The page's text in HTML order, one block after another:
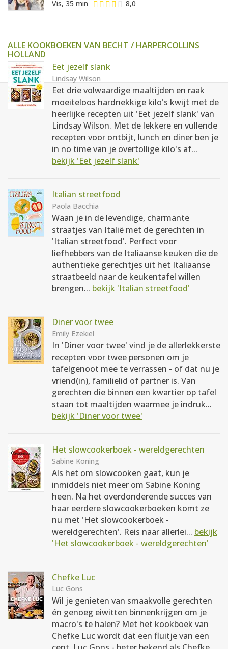
Vis, 35 min 8,0
ALLE KOOKBOEKEN VAN BECHT / HARPERCOLLINS
HOLLAND
Eet jezelf slank
Lindsay Wilson
Eet drie volwaardige maaltijden en raak
moeiteloos hardnekkige kilo's kwijt met de
heerlijke recepten uit 'Eet jezelf slank' van
Lindsay Wilson. Met de lekkere en vullende
recepten voor ontbijt, lunch en diner ben je
in no time van je overtollige kilo's af...
bekijk 'Eet jezelf slank'
Italian streetfood
Paola Bacchia
Waan je in de levendige, charmante
straatjes van Italië met de gerechten in
'Italian streetfood'. Perfect voor
liefhebbers van de Italiaanse keuken die de
authentieke gerechtjes uit het Italiaanse
straatbeeld naar de keukentafel willen
brengen... bekijk 'Italian streetfood'
Diner voor twee
Emily Ezekiel
In 'Diner voor twee' vind je de allerlekkerste
recepten voor twee personen om je
tafelgenoot mee te verrassen - of dat nu je
vriend(in), familielid of partner is. Van
gerechten die binnen een kwartier op tafel
staan tot maaltijden waarmee je indruk...
bekijk 'Diner voor twee'
Het slowcookerboek - wereldgerechten
Sabine Koning
Als het om slowcooken gaat, kun je
inmiddels niet meer om Sabine Koning
heen. Na het overdonderende succes van
haar eerdere slowcookerboeken komt ze
nu met 'Het slowcookerboek -
wereldgerechten'. Reis naar allerlei... bekijk
'Het slowcookerboek - wereldgerechten'
Chefke Luc
Luc Gons
Wil je genieten van smaakvolle gerechten
én genoeg eiwitten binnenkrijgen om je
macro's te halen? Met het kookboek van
Chefke Luc wordt dat een fluitje van een